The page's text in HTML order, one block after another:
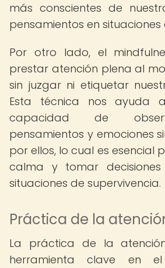
más conscientes de
pensamientos en
Por otro lado, el
prestar atención plena al
sin juzgar ni etiquetar
Esta técnica nos ayuda
capacidad de
pensamientos y emociones
por ellos, lo cual es esencial
calma y tomar
situaciones de supervivencia.
Práctica de la
La práctica de la
herramienta clave en el